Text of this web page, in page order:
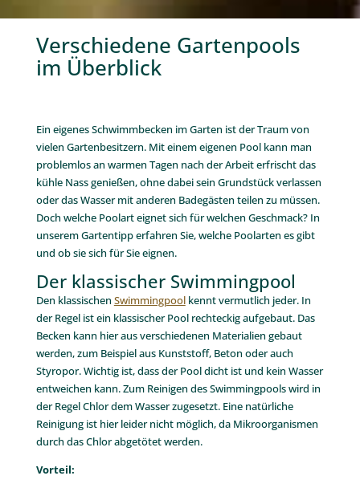
Verschiedene Gartenpools
im Überblick.
Ein eigenes Schwimmbecken im Garten ist der Traum von
vielen Gartenbesitzern. Mit einem eigenen Pool kann man
problemlos an warmen Tagen nach der Arbeit erfrischt das
kühle Nass genießen, ohne dabei sein Grundstück verlassen
oder das Wasser mit anderen Badegästen teilen zu müssen.
Doch welche Poolart eignet sich für welchen Geschmack? In
unserem Gartentipp erfahren Sie, welche Poolarten es gibt
und ob sie sich für Sie eignen.
Der klassischer Swimmingpool
Den klassischen Swimmingpoolkennt vermutlich jeder. In
der Regel ist ein klassischer Pool rechteckig aufgebaut. Das
Becken kann hier aus verschiedenen Materialien gebaut
werden, zum Beispiel aus Kunststoff, Beton oder auch
Styropor. Wichtig ist, dass der Pool dicht ist und kein Wasser
entweichen kann. Zum Reinigen des Swimmingpools wird in
der Regel Chlor dem Wasser zugesetzt. Eine natürliche
Reinigung ist hier leider nicht möglich, da Mikroorganismen
durch das Chlor abgetötet werden.
Vorteil: